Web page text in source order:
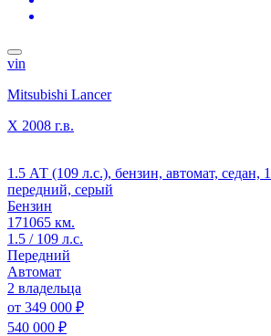
vin
Mitsubishi Lancer
X 2008 г.в.
1.5 АТ (109 л.с.), бензин, автомат, седан,
передний, серый
Бензин
171065 км.
1.5 / 109 л.с.
Передний
Автомат
2 владельца
от 349 000 ₽
540 000 ₽